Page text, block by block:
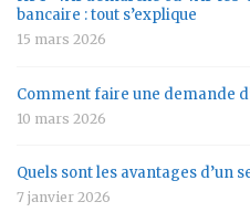
bancaire : tout s’explique
15 mars 2026
Comment faire une demande
10 mars 2026
Quels sont les avantages d’un
7 janvier 2026